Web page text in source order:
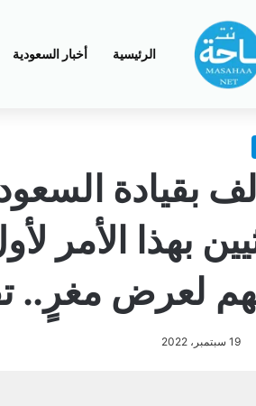
الرئيسية أخبار السعودية
بقيادة
بهذا الأمر
لعرض مغرٍ..
19 سبتمبر، 2022